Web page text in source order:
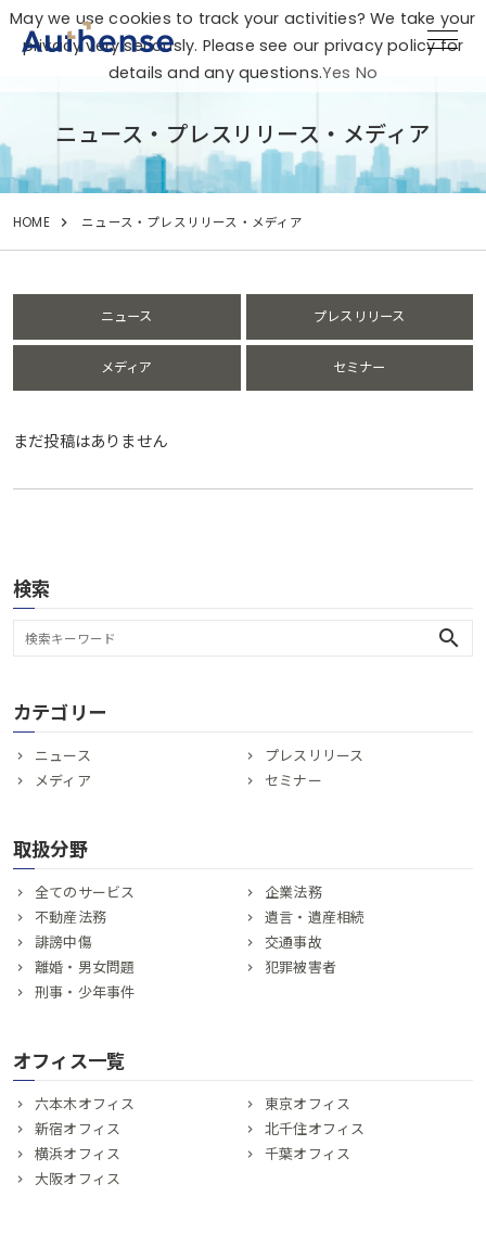
ニュース・プレスリリース・メディア
HOME ニュース・プレスリリース・メディア
ニュース プレスリリース
メディア セミナー
まだ投稿はありません
検索
search
カテゴリー
ニュース
プレスリリース
メディア
セミナー
取扱分野
全てのサービス
企業法務
不動産法務
遺言・遺産相続
誹謗中傷
交通事故
離婚・男女問題
犯罪被害者
刑事・少年事件
オフィス一覧
六本木オフィス
東京オフィス
新宿オフィス
北千住オフィス
横浜オフィス
千葉オフィス
大阪オフィス
May we use cookies to track your activities? We take your
privacy very seriously. Please see our privacy policy for
details and any questions.Yes No